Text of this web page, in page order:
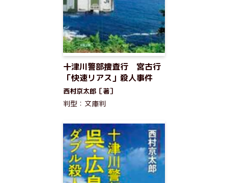
十津川警部捜査行 宮古行
「快速リアス」殺人事件
西村京太郎［著］
判型：文庫判